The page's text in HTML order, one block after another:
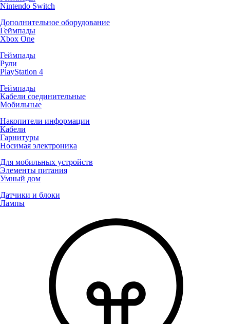
Nintendo Switch
Дополнительное оборудование
Геймпады
Xbox One
Геймпады
Рули
PlayStation 4
Геймпады
Кабели соединительные
Мобильные
Накопители информации
Кабели
Гарнитуры
Носимая электроника
Для мобильных устройств
Элементы питания
Умный дом
Датчики и блоки
Лампы